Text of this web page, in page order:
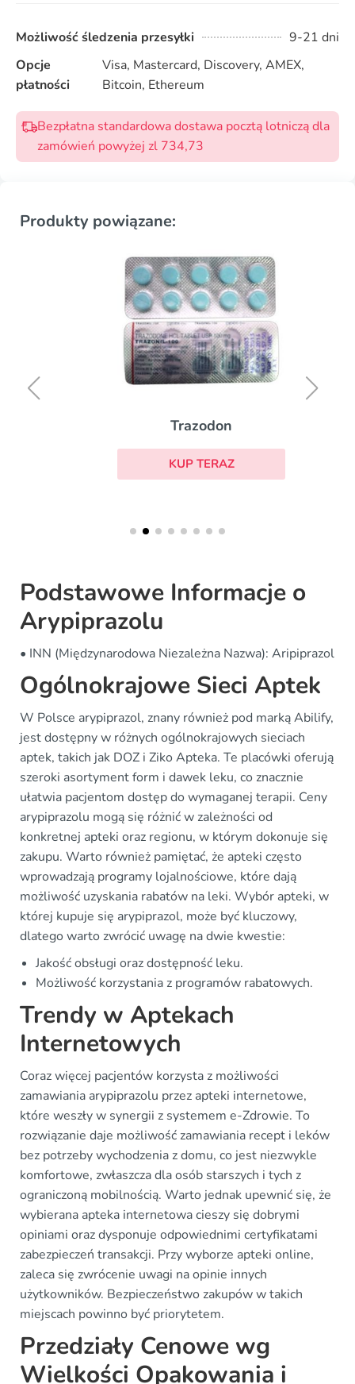
Możliwość śledzenia przesyłki
9-21 dni
Opcje
płatności
Visa, Mastercard, Discovery, AMEX,
Bitcoin, Ethereum
Bezpłatna standardowa dostawa pocztą lotniczą dla
zamówień powyżej zl 734,73
Produkty powiązane:
Trazodon
KUP TERAZ
Podstawowe Informacje o
Arypiprazolu
• INN (Międzynarodowa Niezależna Nazwa): Aripiprazol
Ogólnokrajowe Sieci Aptek
W Polsce arypiprazol, znany również pod marką Abilify,
jest dostępny w różnych ogólnokrajowych sieciach
aptek, takich jak DOZ i Ziko Apteka. Te placówki oferują
szeroki asortyment form i dawek leku, co znacznie
ułatwia pacjentom dostęp do wymaganej terapii. Ceny
arypiprazolu mogą się różnić w zależności od
konkretnej apteki oraz regionu, w którym dokonuje się
zakupu. Warto również pamiętać, że apteki często
wprowadzają programy lojalnościowe, które dają
możliwość uzyskania rabatów na leki. Wybór apteki, w
której kupuje się arypiprazol, może być kluczowy,
dlatego warto zwrócić uwagę na dwie kwestie:
Jakość obsługi oraz dostępność leku.
Możliwość korzystania z programów rabatowych.
Trendy w Aptekach
Internetowych
Coraz więcej pacjentów korzysta z możliwości
zamawiania arypiprazolu przez apteki internetowe,
które weszły w synergii z systemem e-Zdrowie. To
rozwiązanie daje możliwość zamawiania recept i leków
bez potrzeby wychodzenia z domu, co jest niezwykle
komfortowe, zwłaszcza dla osób starszych i tych z
ograniczoną mobilnością. Warto jednak upewnić się, że
wybierana apteka internetowa cieszy się dobrymi
opiniami oraz dysponuje odpowiednimi certyfikatami
zabezpieczeń transakcji. Przy wyborze apteki online,
zaleca się zwrócenie uwagi na opinie innych
użytkowników. Bezpieczeństwo zakupów w takich
miejscach powinno być priorytetem.
Przedziały Cenowe wg
Wielkości Opakowania i